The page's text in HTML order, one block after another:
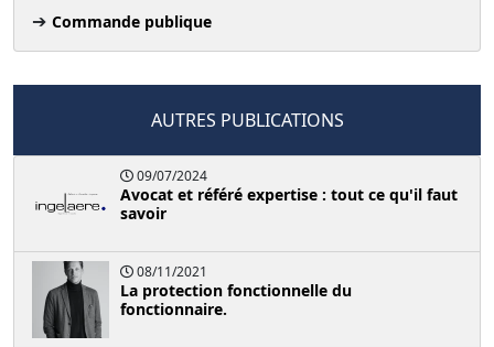
Commande publique
AUTRES PUBLICATIONS
09/07/2024
Avocat et référé expertise : tout ce qu'il faut
savoir
08/11/2021
La protection fonctionnelle du
fonctionnaire.